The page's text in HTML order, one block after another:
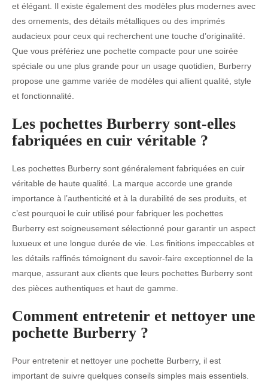
et élégant. Il existe également des modèles plus modernes avec
des ornements, des détails métalliques ou des imprimés
audacieux pour ceux qui recherchent une touche d’originalité.
Que vous préfériez une pochette compacte pour une soirée
spéciale ou une plus grande pour un usage quotidien, Burberry
propose une gamme variée de modèles qui allient qualité, style
et fonctionnalité.
Les pochettes Burberry sont-elles
fabriquées en cuir véritable ?
Les pochettes Burberry sont généralement fabriquées en cuir
véritable de haute qualité. La marque accorde une grande
importance à l’authenticité et à la durabilité de ses produits, et
c’est pourquoi le cuir utilisé pour fabriquer les pochettes
Burberry est soigneusement sélectionné pour garantir un aspect
luxueux et une longue durée de vie. Les finitions impeccables et
les détails raffinés témoignent du savoir-faire exceptionnel de la
marque, assurant aux clients que leurs pochettes Burberry sont
des pièces authentiques et haut de gamme.
Comment entretenir et nettoyer une
pochette Burberry ?
Pour entretenir et nettoyer une pochette Burberry, il est
important de suivre quelques conseils simples mais essentiels.